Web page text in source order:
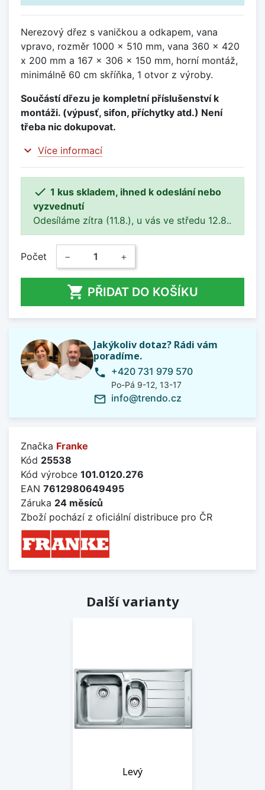
Nerezový dřez s vaničkou a odkapem, vana
vpravo, rozměr 1000 x 510 mm, vana 360 x 420
x 200 mm a 167 x 306 x 150 mm, horní montáž,
minimálně 60 cm skříňka, 1 otvor z výroby.
Součástí dřezu je kompletní příslušenství k
montáži. (výpusť, sifon, příchytky atd.) Není
třeba nic dokupovat.
expand_more Více informací
 1 kus skladem, ihned k odeslání nebo
vyzvednutí
Odesíláme zítra (11.8.), u vás ve středu 12.8..
Počet − +
 PŘIDAT DO KOŠÍKU
Jakýkoliv dotaz? Rádi vám
poradíme.
phone +420 731 979 570
Po-Pá 9-12, 13-17
mail_outline info@trendo.cz
Značka Franke
Kód 25538
Kód výrobce 101.0120.276
EAN 7612980649495
Záruka 24 měsíců
Zboží pochází z oficiální distribuce pro ČR
Další varianty
Levý